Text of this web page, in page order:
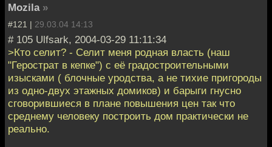
Mozila »
#121 | 29.03.04 14:13
# 105 Ulfsark, 2004-03-29 11:11:34
>Кто селит? - Селит меня родная власть (наш
"Герострат в кепке") с её градостроительными
изысками ( блочные уродства, а не тихие пригороды
из одно-двух этажных домиков) и барыги гнусно
сговорившиеся в плане повышения цен так что
среднему человеку построить дом практически не
реально.